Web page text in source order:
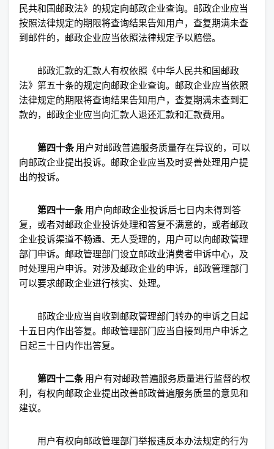
民共和国邮政法》的规定向邮政企业查询。邮政企业应当
按照法律规定的期限将查询结果告知用户，查复期满未查
到邮件的，邮政企业应当依照法律规定予以赔偿。
邮政汇款的汇款人有权依照《中华人民共和国邮政
法》第五十条的规定向邮政企业查询。邮政企业应当依照
法律规定的期限将查询结果告知用户，查复期满未查到汇
款的，邮政企业应当向汇款人退还汇款和汇款费用。
第四十条用户对邮政普遍服务质量存在异议的，可以
向邮政企业提出投诉。邮政企业应当及时妥善处理用户提
出的投诉。
第四十一条用户向邮政企业投诉后七日内未得到答
复，或者对邮政企业投诉处理和答复不满意的，或者邮政
企业投诉渠道不畅通、无人受理的，用户可以向邮政管理
部门申诉。邮政管理部门设立邮政业消费者申诉中心，及
时处理用户申诉。对涉及邮政企业的申诉，邮政管理部门
可以要求邮政企业进行核实、处理。
邮政企业应当自收到邮政管理部门转办的申诉之日起
十五日内作出答复。邮政管理部门应当自接到用户申诉之
日起三十日内作出答复。
第四十二条用户有对邮政普遍服务质量进行监督的权
利，有权向邮政企业提出改善邮政普遍服务质量的意见和
建议。
用户有权向邮政管理部门举报违反本办法规定的行为